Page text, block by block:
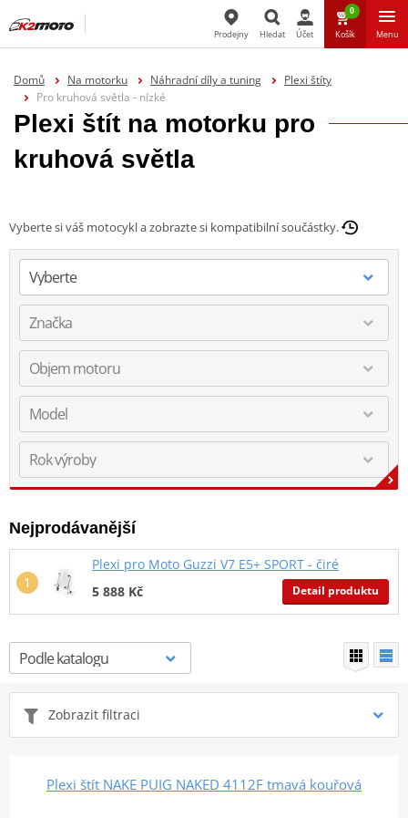
Prodejny Hledat Účet
0
Košík Menu
Domů Na motorku Náhradní díly a tuning
Plexi štíty
Pro kruhová světla - nízké
Plexi štít na motorku pro
kruhová světla
Vyberte si váš motocykl a zobrazte si kompatibilní součástky.
Nejprodávanější
Plexi pro Moto Guzzi V7 E5+ SPORT - čiré
5 888 Kč
Detail produktu
Zobrazit filtraci
Plexi štít NAKE PUIG NAKED 4112F tmavá kouřová